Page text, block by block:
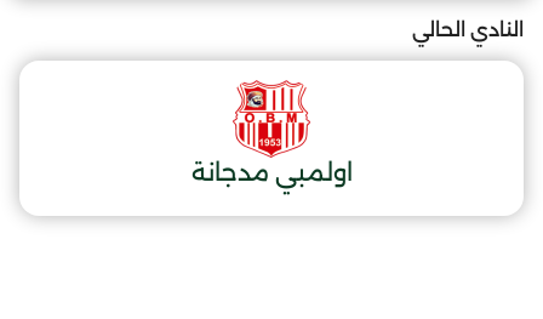
النادي الحالي
اولمبي مدجانة